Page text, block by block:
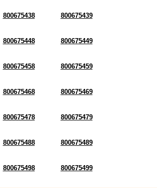
800675438 800675439
800675448 800675449
800675458 800675459
800675468 800675469
800675478 800675479
800675488 800675489
800675498 800675499